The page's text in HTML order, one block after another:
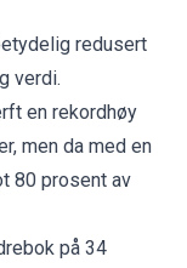
redusert
verdi.
en rekordhøy
men da med en
80 prosent av
på 34